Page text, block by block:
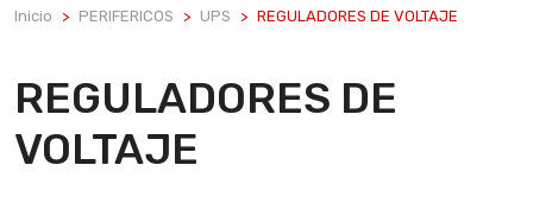
Inicio PERIFERICOS UPS REGULADORES DE VOLTAJE
REGULADORES DE
VOLTAJE